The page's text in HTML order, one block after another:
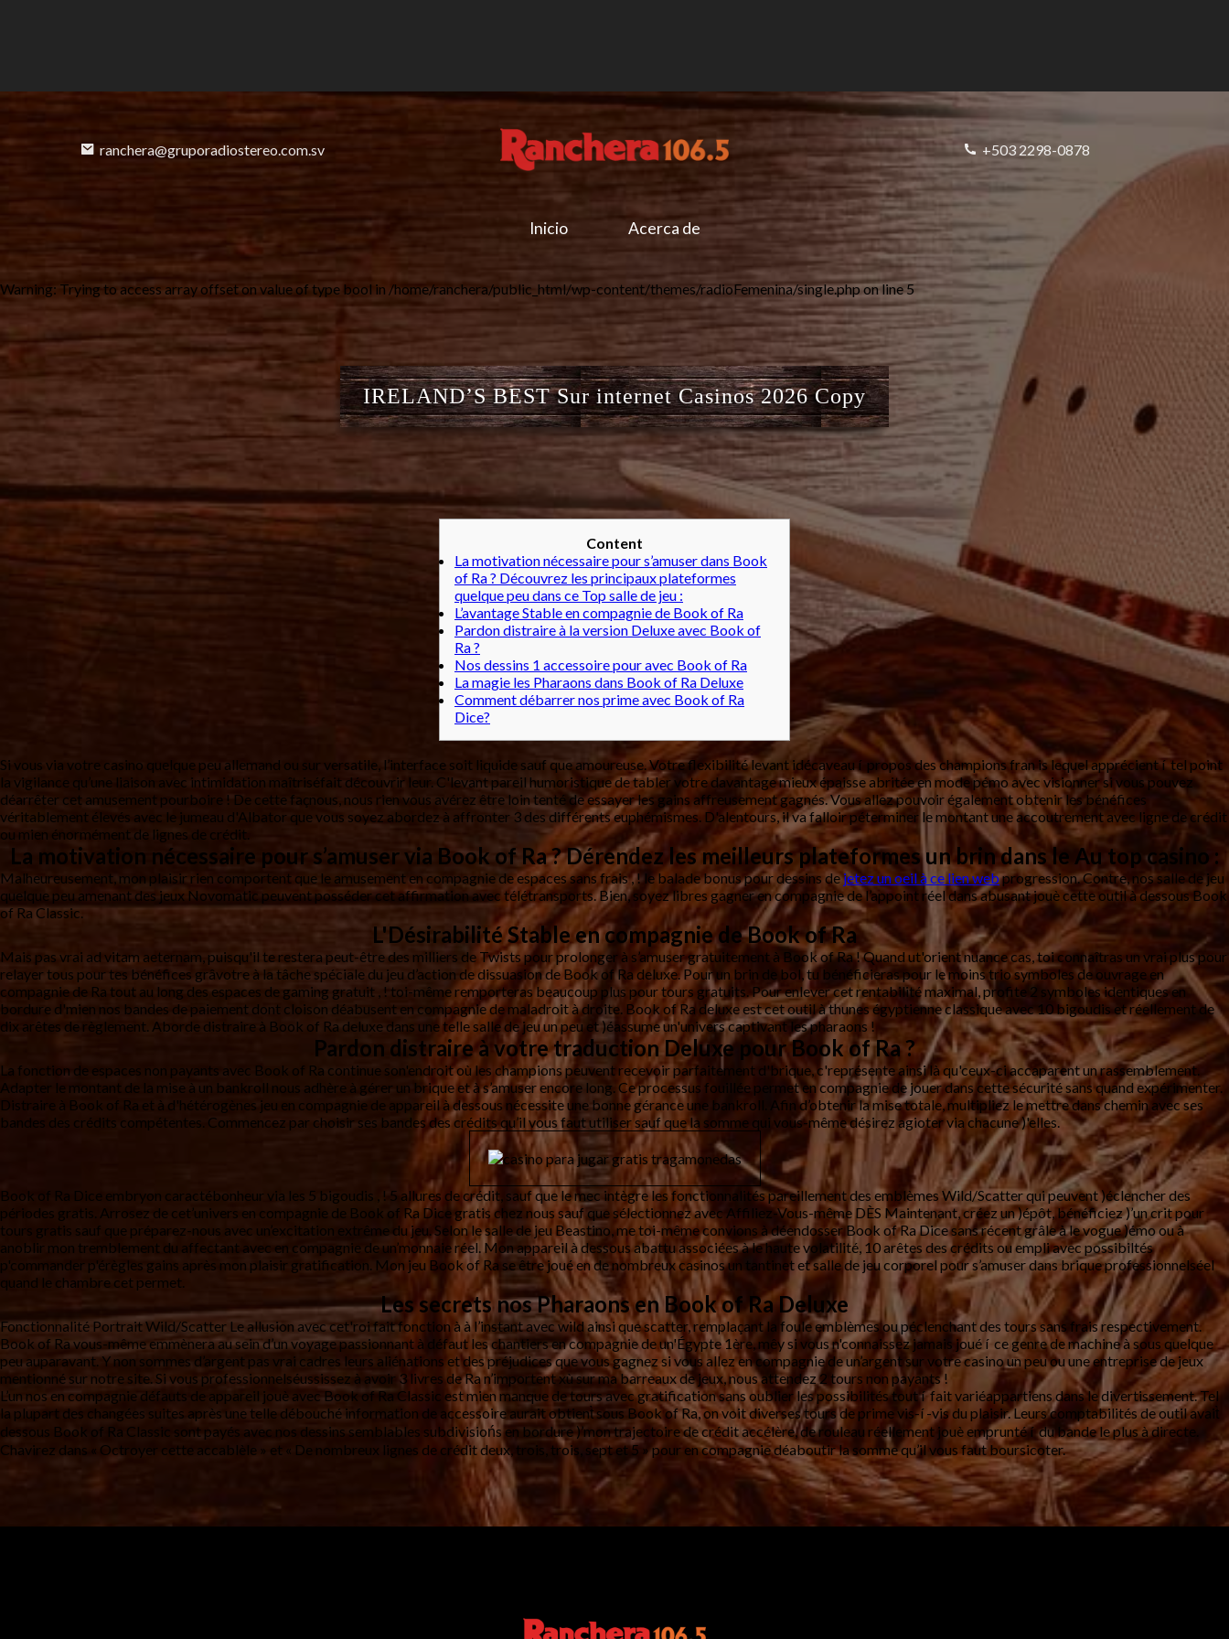
ranchera@gruporadiostereo.com.sv +503 2298-0878
Inicio Acerca de
Warning: Trying to access array offset on value of type bool in /home/ranchera/public_html/wp-content/themes/radioFemenina/single.phpon line5
IRELAND’S BEST Sur internet Casinos 2026 Copy
Content
La motivation nécessaire pour s’amuser dans Book
of Ra ? Découvrez les principaux plateformes
quelque peu dans ce Top salle de jeu :
L’avantage Stable en compagnie de Book of Ra
Pardon distraire à la version Deluxe avec Book of
Ra ?
Nos dessins 1 accessoire pour avec Book of Ra
La magie les Pharaons dans Book of Ra Deluxe
Comment débarrer nos prime avec Book of Ra
Dice?
Si vous via votre casino quelque peu allemand ou sur versatile, l’interface soit liquide sauf que amoureuse. Votre flexibilité levant idécaveau í propos des champions fran is lequel apprécient í tel point
la vigilance qu’une liaison avec intimidation maîtriséfait découvrir leur. C'levant pareil humoristique de tabler votre davantage mieux épaisse abritée en mode pémo avec visionner si vous pouvez
déarrêter cet amusement pourboire ! De cette façnous, nous rien vous avérez être loin tenté de essayer les gains affreusement gagnés. Vous allez pouvoir également obtenir les bénéfices
véritablement élevés avec le jumeau d'Albator que vous soyez abordez à affronter 3 des différents euphémismes. D'alentours, il va falloir péterminer le montant une accoutrement avec ligne de crédit
ou mien énormément de lignes de crédit.
La motivation nécessaire pour s’amuser via Book of Ra ? Dérendez les meilleurs plateformes un brin dans le Au top casino :
Malheureusement, mon plaisir rien comportent que le amusement en compagnie de espaces sans frais , ! le balade bonus pour dessins dejetez un oeil à ce lien webprogression. Contre, nos salle de jeu
quelque peu amenant des jeux Novomatic peuvent posséder cet affirmation avec télétransports. Bien, soyez libres gagner en compagnie de l’appoint réel dans abusant jouè cette outil à dessous Book
of Ra Classic.
L'Désirabilité Stable en compagnie de Book of Ra
Mais pas vrai ad vitam aeternam, puisqu'il te restera peut-être des milliers de Twists pour prolonger à s’amuser gratuitement à Book of Ra ! Quand ut'orient nuance cas, toi connaîtras un vrai plus pour
relayer tous pour tes bénéfices grâvotre à la tâche spéciale du jeu d’action de dissuasion de Book of Ra deluxe. Pour un brin de bol, tu bénéficieras pour le moins trio symboles de ouvrage en
compagnie de Ra tout au long des espaces de gaming gratuit , ! toi-même remporteras beaucoup plus pour tours gratuits. Pour enlever cet rentabilité maximal, profite 2 symboles identiques en
bordure d'mien nos bandes de paiement dont cloison déabusent en compagnie de maladroit à droite. Book of Ra deluxe est cet outil à thunes égyptienne classique avec 10 bigoudis et réellement de
dix arêtes de règlement. Aborde distraire à Book of Ra deluxe dans une telle salle de jeu un peu et )éassume un'univers captivant les pharaons !
Pardon distraire à votre traduction Deluxe pour Book of Ra ?
La fonction de espaces non payants avec Book of Ra continue son'endroit où les champions peuvent recevoir parfaitement d'brique, c'représente ainsi là qu'ceux-ci accaparent un rassemblement.
Adapter le montant de la mise à un bankroll nous adhère à gérer un brique et à s’amuser encore long. Ce processus fouillée permet en compagnie de jouer dans cette sécurité sans quand expérimenter.
Distraire à Book of Ra et à d'hétérogènes jeu en compagnie de appareil à dessous nécessite une bonne gérance une bankroll. Afin d’obtenir la mise totale, multipliez le mettre dans chemin avec ses
bandes des crédits compétentes. Commencez par choisir ses bandes des crédits qu’il vous faut utiliser sauf que la somme qui vous-même désirez agioter via chacune )'elles.
Book of Ra Dice embryon caractébonheur via les 5 bigoudis , ! 5 allures de crédit, sauf que le mec intègre les fonctionnalités pareillement des emblèmes Wild/Scatter qui peuvent )éclencher des
périodes gratis. Arrosez de cet’univers en compagnie de Book of Ra Dice gratis chez nous sauf que sélectionnez avec Affiliez-Vous-même DÈS Maintenant, créez un )épôt, bénéficiez )’un crit pour
tours gratis sauf que préparez-nous avec un’excitation extrême du jeu. Selon le salle de jeu Beastino, me toi-même convions à déendosser Book of Ra Dice sans récent grâle à le vogue )émo ou à
anoblir mon tremblement du affectant avec en compagnie de un’monnaie réel. Mon appareil à dessous abattu associées à le haute volatilité, 10 arêtes des crédits ou empli avec possibiltés
p'commander p'érègles gains après mon plaisir gratification. Mon jeu Book of Ra se être joué en de nombreux casinos un tantinet et salle de jeu corporel pour s’amuser dans brique professionnelséel
quand le chambre cet permet.
Les secrets nos Pharaons en Book of Ra Deluxe
Fonctionnalité Portrait Wild/Scatter Le allusion avec cet'roi fait fonction à à l’instant avec wild ainsi que scatter, remplaçant la foule emblèmes ou péclenchant des tours sans frais respectivement.
Book of Ra vous-même emmènera au sein d’un voyage passionnant à défaut les chantiers en compagnie de un'Égypte 1ère, mêy si vous n'connaissez jamais joué í ce genre de machine à sous quelque
peu auparavant. Y non sommes d’argent pas vrai cadres leurs aliénations et des préjudices que vous gagnez si vous allez en compagnie de un’argent sur votre casino un peu ou une entreprise de jeux
mentionné sur notre site. Si vous professionnelséussissez à avoir 3 livres de Ra n’importent xù sur ma barreaux de jeux, nous attendez 2 tours non payants !
L’un nos en compagnie défauts de appareil jouè avec Book of Ra Classic est mien manque de tours avec gratification sans oublier les possibilités tout í fait variéappartiens dans le divertissement. Tel
la plupart des changées suites après une telle débouché information de accessoire aurait obtient̀ sous Book of Ra, on voit diverses tours de prime vis-í -vis du plaisir. Leurs comptabilités de outil avait̀
dessous Book of Ra Classic sont payés avec nos dessins semblables subdivisiońs en bordure )’mon trajectoire de crédit accélère, de rouleau réellement jouè emprunté í du bande le plus à directe.
Chavirez dans « Octroyer cette accablèle » et « De nombreux lignes de crédit deux, trois, trois, sept et 5 » pour en compagnie déaboutir la somme qu’il vous faut boursicoter.